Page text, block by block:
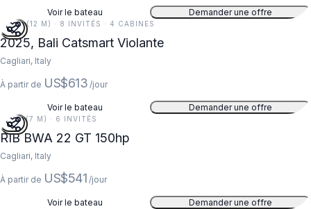
Voir le bateau Demander une offre
39 FT (12 M) · 8 INVITÉS · 4 CABINES
2025, Bali Catsmart Violante
Cagliari, Italy
À partir de US$613 /jour
Voir le bateau Demander une offre
22 FT (7 M) · 6 INVITÉS
RIB BWA 22 GT 150hp
Cagliari, Italy
À partir de US$541 /jour
Voir le bateau Demander une offre